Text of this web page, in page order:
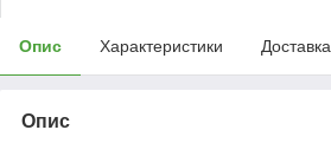
Опис Характеристики Доставка
Опис